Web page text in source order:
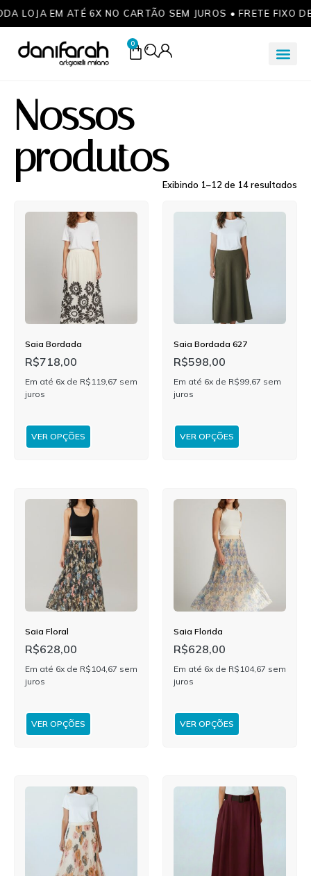
LOJA EM ATÉ 6X NO CARTÃO SEM JUROS • FRETE FIXO
0
Nossos
produtos
Exibindo 1–12 de 14 resultados
Saia Bordada
R$718,00
Em até 6x de R$ 119,67 sem
juros
VER OPÇÕES
Saia Bordada 627
R$598,00
Em até 6x de R$99,67 sem
juros
VER OPÇÕES
Saia Floral
R$628,00
Em até 6x de R$ 104,67 sem
juros
VER OPÇÕES
Saia Florida
R$628,00
Em até 6x de R$ 104,67 sem
juros
VER OPÇÕES